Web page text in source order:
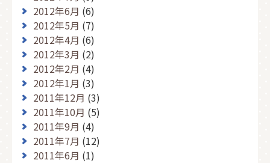
2012年6月 (6)
2012年5月 (7)
2012年4月 (6)
2012年3月 (2)
2012年2月 (4)
2012年1月 (3)
2011年12月 (3)
2011年10月 (5)
2011年9月 (4)
2011年7月 (12)
2011年6月 (1)